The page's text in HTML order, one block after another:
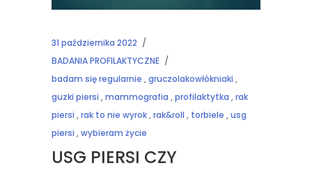
31 października 2022
BADANIA PROFILAKTYCZNE
badam się regularnie ,gruczolakowłókniaki ,
guzki piersi ,mammografia ,profilaktytka ,rak
piersi ,rak to nie wyrok,rak&roll , torbiele ,usg
piersi ,wybieram życie
USG PIERSI CZY